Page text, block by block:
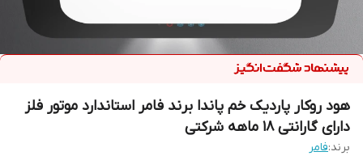
هود روکار پاردیک خم پاندا برند فامر استاندارد موتور فلز
دارای گارانتی 18 ماهه شرکتی
برند:فامر